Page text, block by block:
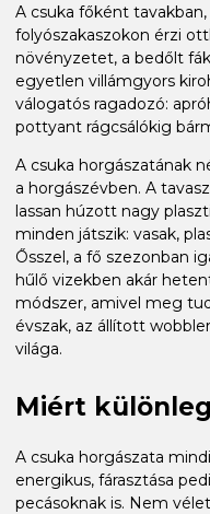
A csuka főként
folyószakaszokon érzi
növényzetet, a bedőlt
egyetlen villámgyors
válogatós ragadozó:
pottyant rágcsálókig
A csuka horgászatának
a horgászévben. A
lassan húzott nagy
minden játszik: vasak,
Ősszel, a fő szezonban
hűlő vizekben akár
módszer, amivel meg
évszak, az állított
világa.
Miért
A csuka horgászata
energikus, fárasztása
pecásoknak is. Nem